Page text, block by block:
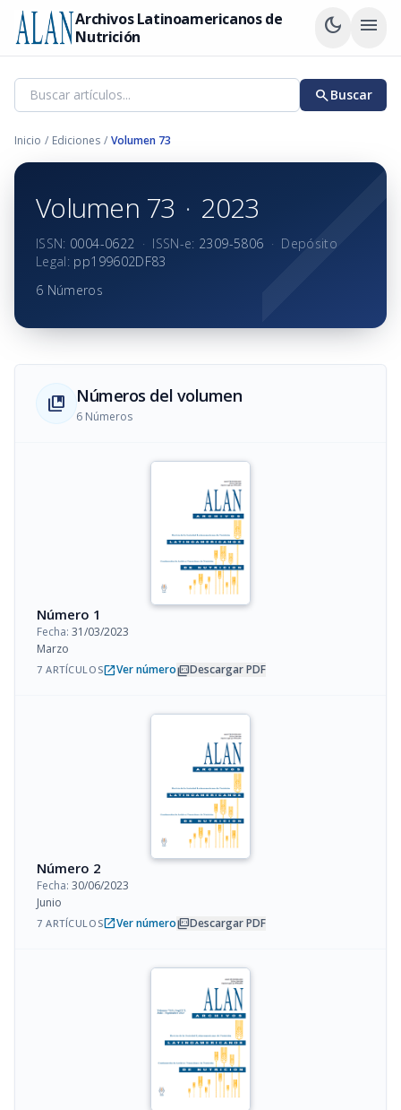
Archivos Latinoamericanos de
Nutrición
dark_mode menu
searchBuscar
Inicio / Ediciones / Volumen 73
Volumen 73 · 2023
ISSN: 0004-0622 · ISSN-e: 2309-5806 · Depósito
Legal: pp199602DF83
6 Números
collections_bookmark Números del volumen
6 Números
Número 1
Fecha: 31/03/2023
Marzo
7 ARTÍCULOSopen_in_newVer númeropicture_as_pdfDescargar PDF
Número 2
Fecha: 30/06/2023
Junio
7 ARTÍCULOSopen_in_newVer númeropicture_as_pdfDescargar PDF